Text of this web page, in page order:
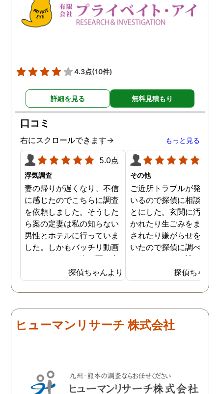
4.3点(10件)
詳細を見る 無料見積もり
口コミ
右にスクロールできます→ もっと見る
5.0点
浮気調査
妻の帰りが遅くなり、不信
に感じたのでこちらに調査
を依頼しました。そうした
ら案の定妻は私の知らない
男性とホテルに行っていま
した。しかもバッチリ動画
でキスしている姿が写し出
されていました。本当にシ
ョックでしたが、これでス
ッキリしました。裁判では
士と一緒に戦っていこうと
思います。探偵に支払った
ますから。」と言う探偵か
らの言葉には本当に励まさ
探偵ちゃんより
その他
ご近所トラブルが発生し
いるので探偵に相談する
とにした。玄関に汚物を
かれたり生ごみをまき散
されたり嫌がらせを受け
いたので探偵に調べても
うことにした。誰がやっ
いるのか何が原因なのか
べてもらうと隣の奥さん
った。痴呆症が進み被害
だ。普段は普通なのに夜
なるとおかしくなってそ
探偵ちゃん
ヒューマンリサーチ 株式会社